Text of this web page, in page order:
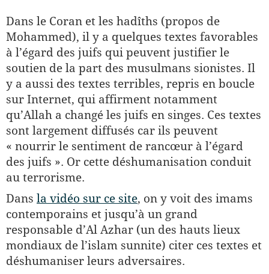
Dans le Coran et les hadîths (propos de
Mohammed), il y a quelques textes favorables
à l’égard des juifs qui peuvent justifier le
soutien de la part des musulmans sionistes. Il
y a aussi des textes terribles, repris en boucle
sur Internet, qui affirment notamment
qu’Allah a changé les juifs en singes. Ces textes
sont largement diffusés car ils peuvent
« nourrir le sentiment de rancœur à l’égard
des juifs ». Or cette déshumanisation conduit
au terrorisme.
Dans la vidéo sur ce site, on y voit des imams
contemporains et jusqu’à un grand
responsable d’Al Azhar (un des hauts lieux
mondiaux de l’islam sunnite) citer ces textes et
déshumaniser leurs adversaires.